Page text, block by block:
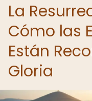
La
Cómo las
Están
Gloria